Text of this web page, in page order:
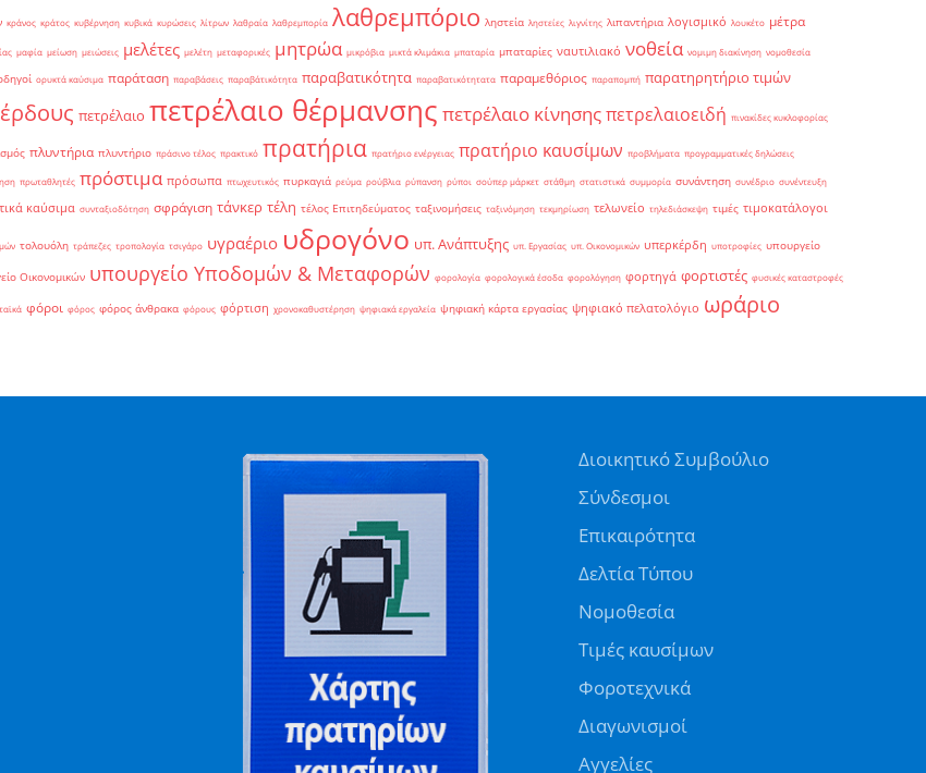
κράνος κράτος κυβέρνηση κυβικά κυρώσεις λίτρων λαθραία λαθρεμπορία λαθρεμπόριο ληστεία ληστείες λιγνίτης λιπαντήρια λογισμικό λουκέτο μέτρα
μαφία μείωση μειώσεις μελέτες μελέτη μεταφορικές μητρώα μικρόβια μικτά κλιμάκια μπαταρία μπαταρίες ναυτιλιακό νοθεία νομιμη διακίνηση νομοθεσία
ορυκτά καύσιμα παράταση παραβάσεις παραβάτικότητα παραβατικότητα παραβατικότητατα παραμεθόριος παραπομπή παρατηρητήριο τιμών
πετρέλαιο πετρέλαιο θέρμανσης πετρέλαιο κίνησηςπετρελαιοειδή πινακίδες κυκλοφορίας
πλυντήρια πλυντήριο πράσινο τέλος πρακτικό πρατήρια πρατήριο ενέργειας πρατήριο καυσίμων προβλήματα προγραμματικές δηλώσεις
πρωταθλητές πρόστιμα πρόσωπα πτωχευτικός πυρκαγιά ρεύμα ρούβλια ρύπανση ρύποι σούπερ μάρκετ στάθμη στατιστικά συμμορία συνάντηση συνέδριο συνέντευξη
καύσιμα συνταξιοδότηση σφράγιση τάνκερ τέλη τέλος Επιτηδεύματος ταξινομήσεις ταξινόμηση τεκμηρίωση τελωνείο τηλεδιάσκεψη τιμές τιμοκατάλογοι
τολουόλη τράπεζες τροπολογία τσιγάρο υγραέριο υδρογόνο υπ. Ανάπτυξης υπ. Εργασίας υπ. Οικονομικών υπερκέρδη υποτροφίες υπουργείο
Οικονομικών υπουργείο Υποδομών & Μεταφορών φορολογία φορολογικά έσοδα φορολόγηση φορτηγά φορτιστές φυσικές καταστροφές
φόροι φόρος φόρος άνθρακα φόρους φόρτιση χρονοκαθυστέρηση ψηφιακά εργαλεία ψηφιακή κάρτα εργασίας ψηφιακό πελατολόγιο ωράριο
Διοικητικό Συμβούλιο
Σύνδεσμοι
Επικαιρότητα
Δελτία Τύπου
Νομοθεσία
Τιμές καυσίμων
Φοροτεχνικά
Διαγωνισμοί
Αγγελίες